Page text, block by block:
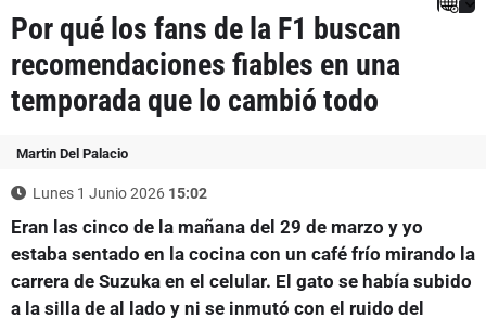
Por qué los fans de la F1 buscan
recomendaciones fiables en una
temporada que lo cambió todo
Martin Del Palacio
Lunes 1 Junio 2026 15:02
Eran las cinco de la mañana del 29 de marzo y yo
estaba sentado en la cocina con un café frío mirando la
carrera de Suzuka en el celular. El gato se había subido
a la silla de al lado y ni se inmutó con el ruido del